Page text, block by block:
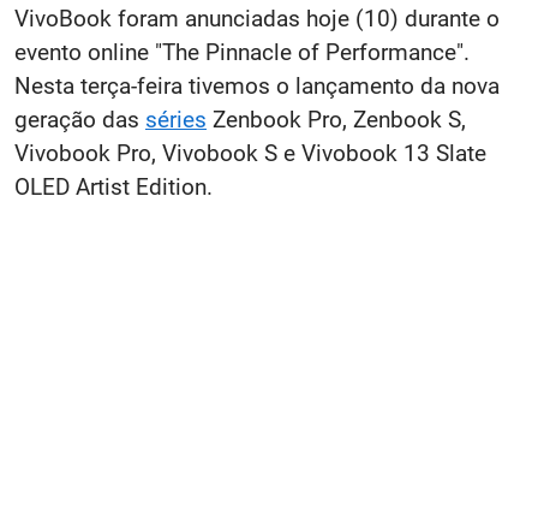
VivoBook foram anunciadas hoje (10) durante o
evento online "The Pinnacle of Performance".
Nesta terça-feira tivemos o lançamento da nova
geração das séries Zenbook Pro, Zenbook S,
Vivobook Pro, Vivobook S e Vivobook 13 Slate
OLED Artist Edition.